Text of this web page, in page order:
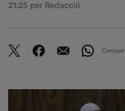
21:25 per Redacció